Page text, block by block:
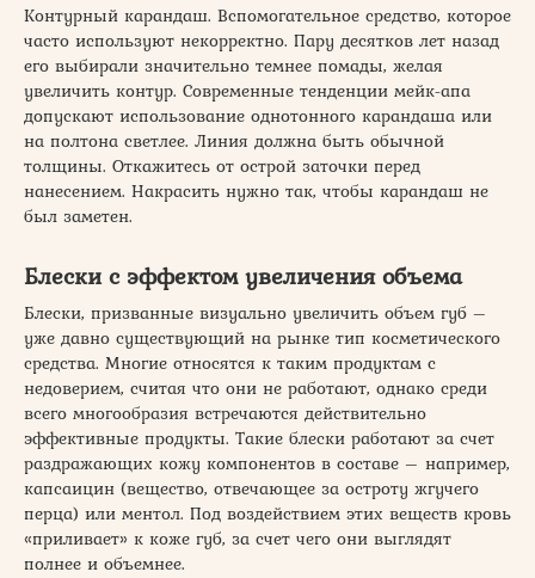
Контурный карандаш. Вспомогательное средство, которое
часто используют некорректно. Пару десятков лет назад
его выбирали значительно темнее помады, желая
увеличить контур. Современные тенденции мейк-апа
допускают использование однотонного карандаша или
на полтона светлее. Линия должна быть обычной
толщины. Откажитесь от острой заточки перед
нанесением. Накрасить нужно так, чтобы карандаш не
был заметен.
Блески с эффектом увеличения объема
Блески, призванные визуально увеличить объем губ –
уже давно существующий на рынке тип косметического
средства. Многие относятся к таким продуктам с
недоверием, считая что они не работают, однако среди
всего многообразия встречаются действительно
эффективные продукты. Такие блески работают за счет
раздражающих кожу компонентов в составе – например,
капсаицин (вещество, отвечающее за остроту жгучего
перца) или ментол. Под воздействием этих веществ кровь
«приливает» к коже губ, за счет чего они выглядят
полнее и объемнее.